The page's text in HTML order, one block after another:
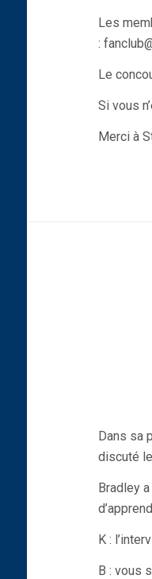
Les
:
Le
Si vous
Merci à
Dans sa
discuté
Bradley
K :
B : vous